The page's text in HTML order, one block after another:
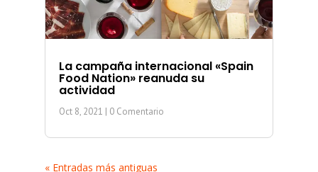
La campaña internacional «Spain
Food Nation» reanuda su
actividad
Oct 8, 2021 | 0 Comentario
« Entradas más antiguas